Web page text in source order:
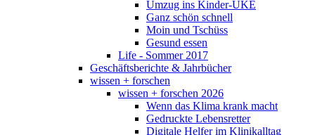
Umzug ins Kinder-UKE
Ganz schön schnell
Moin und Tschüss
Gesund essen
Life - Sommer 2017
Geschäftsberichte & Jahrbücher
wissen + forschen
wissen + forschen 2026
Wenn das Klima krank macht
Gedruckte Lebensretter
Digitale Helfer im Klinikalltag